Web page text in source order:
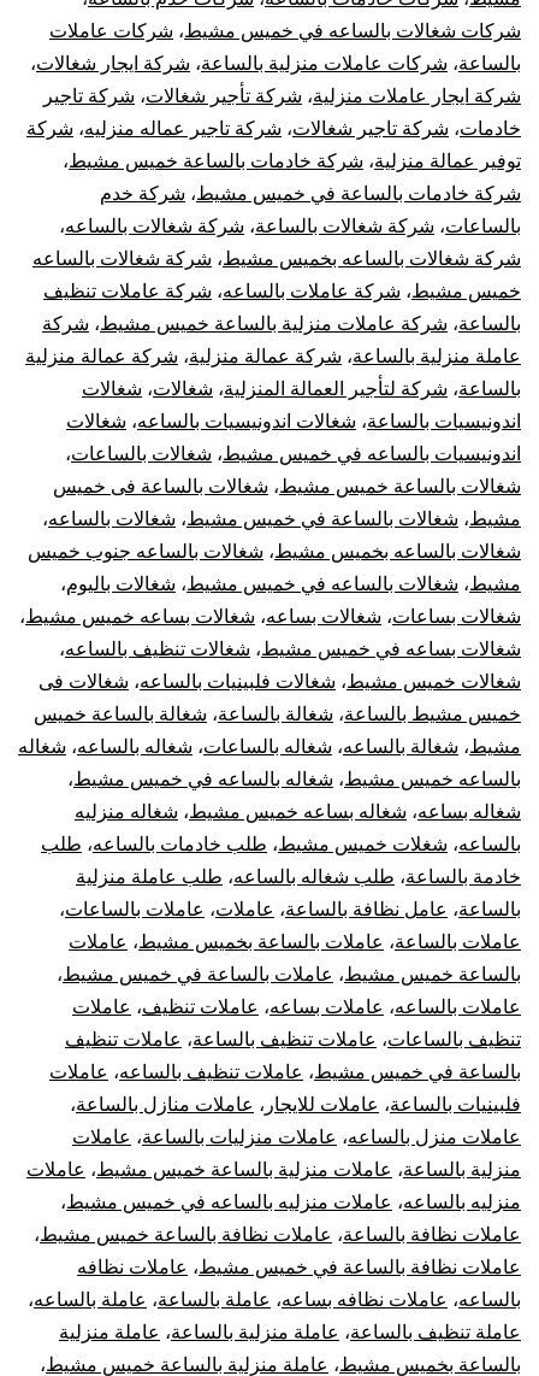
شركات شغالات بالساعه في خميس مشيط، شركات عاملات
بالساعة، شركات عاملات منزلية بالساعة، شركة ايجار شغالات،
شركة ايجار عاملات منزلية، شركة تأجير شغالات، شركة تاجير
خادمات، شركة تاجير شغالات، شركة تاجير عماله منزليه، شركة
توفير عمالة منزلية، شركة خادمات بالساعة خميس مشيط،
شركة خادمات بالساعة في خميس مشيط، شركة خدم
بالساعات، شركة شغالات بالساعة، شركة شغالات بالساعه،
شركة شغالات بالساعه بخميس مشيط، شركة شغالات بالساعه
خميس مشيط، شركة عاملات بالساعه، شركة عاملات تنظيف
بالساعة، شركة عاملات منزلية بالساعة خميس مشيط، شركة
عاملة منزلية بالساعة، شركة عمالة منزلية، شركة عمالة منزلية
بالساعة، شركة لتأجير العمالة المنزلية، شغالات، شغالات
اندونيسيات بالساعة، شغالات اندونيسيات بالساعه، شغالات
اندونيسيات بالساعه في خميس مشيط، شغالات بالساعات،
شغالات بالساعة خميس مشيط، شغالات بالساعة فى خميس
مشيط، شغالات بالساعة في خميس مشيط، شغالات بالساعه،
شغالات بالساعه بخميس مشيط، شغالات بالساعه جنوب خميس
مشيط، شغالات بالساعه في خميس مشيط، شغالات باليوم،
شغالات بساعات، شغالات بساعه، شغالات بساعه خميس مشيط،
شغالات بساعه في خميس مشيط، شغالات تنظيف بالساعه،
شغالات خميس مشيط، شغالات فلبينيات بالساعه، شغالات فى
خميس مشيط بالساعة، شغالة بالساعة، شغالة بالساعة خميس
مشيط، شغالة بالساعه، شغاله بالساعات، شغاله بالساعه، شغاله
بالساعه خميس مشيط، شغاله بالساعه في خميس مشيط،
شغاله بساعه، شغاله بساعه خميس مشيط، شغاله منزليه
بالساعه، شغلات خميس مشيط، طلب خادمات بالساعه، طلب
خادمة بالساعة، طلب شغاله بالساعه، طلب عاملة منزلية
بالساعة، عامل نظافة بالساعة، عاملات، عاملات بالساعات،
عاملات بالساعة، عاملات بالساعة بخميس مشيط، عاملات
بالساعة خميس مشيط، عاملات بالساعة في خميس مشيط،
عاملات بالساعه، عاملات بساعه، عاملات تنظيف، عاملات
تنظيف بالساعات، عاملات تنظيف بالساعة، عاملات تنظيف
بالساعة في خميس مشيط، عاملات تنظيف بالساعه، عاملات
فلبينيات بالساعة، عاملات للايجار ، عاملات منازل بالساعة،
عاملات منزل بالساعه، عاملات منزليات بالساعة، عاملات
منزلية بالساعة، عاملات منزلية بالساعة خميس مشيط، عاملات
منزليه بالساعه، عاملات منزليه بالساعه في خميس مشيط،
عاملات نظافة بالساعة، عاملات نظافة بالساعة خميس مشيط،
عاملات نظافة بالساعة في خميس مشيط، عاملات نظافه
بالساعه، عاملات نظافه بساعه، عاملة بالساعة، عاملة بالساعه،
عاملة تنظيف بالساعة، عاملة منزلية بالساعة، عاملة منزلية
بالساعة بخميس مشيط، عاملة منزلية بالساعة خميس مشيط،